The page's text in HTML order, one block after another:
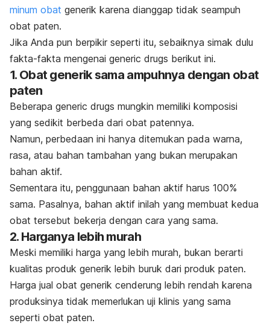
minum obat generik karena dianggap tidak seampuh
obat paten.
Jika Anda pun berpikir seperti itu, sebaiknya simak dulu
fakta-fakta mengenai generic drugs berikut ini.
1. Obat generik sama ampuhnya dengan obat
paten
Beberapa generic drugs mungkin memiliki komposisi
yang sedikit berbeda dari obat patennya.
Namun, perbedaan ini hanya ditemukan pada warna,
rasa, atau bahan tambahan yang bukan merupakan
bahan aktif.
Sementara itu, penggunaan bahan aktif harus 100%
sama. Pasalnya, bahan aktif inilah yang membuat kedua
obat tersebut bekerja dengan cara yang sama.
2. Harganya lebih murah
Meski memiliki harga yang lebih murah, bukan berarti
kualitas produk generik lebih buruk dari produk paten.
Harga jual obat generik cenderung lebih rendah karena
produksinya tidak memerlukan uji klinis yang sama
seperti obat paten.